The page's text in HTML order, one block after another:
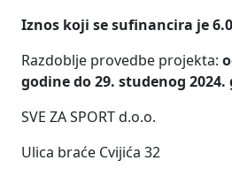
Iznos koji se sufinancira je
Razdoblje provedbe projekta:
godine do 29. studenog 2024.
SVE ZA SPORT d.o.o.
Ulica braće Cvijića 32